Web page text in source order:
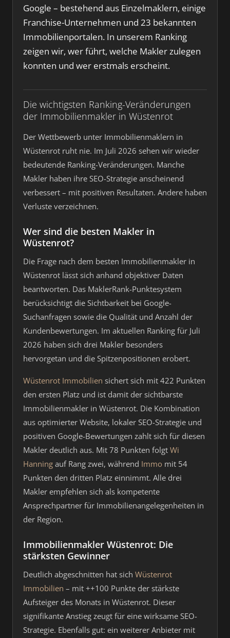
Google – bestehend aus Einzelmaklern, einige
Franchise-Unternehmen und 23 bekannten
Immobilienportalen. In unserem Ranking
zeigen wir, wer führt, welche Makler zulegen
konnten und wer erstmals erscheint.
Die wichtigsten Ranking-Veränderungen
der Immobilienmakler in Wüstenrot
Der Wettbewerb unter Immobilienmaklern in
Wüstenrot ruht nie. Im Juli 2026 sehen wir wieder
bedeutende Ranking-Veränderungen. Manche
Makler haben ihre SEO-Strategie anscheinend
verbessert – mit positiven Resultaten. Andere haben
Verluste verzeichnen.
Wer sind die besten Makler in
Wüstenrot?
Die Frage nach dem besten Immobilienmakler in
Wüstenrot lässt sich anhand objektiver Daten
beantworten. Das MaklerRank-Punktesystem
berücksichtigt die Sichtbarkeit bei Google-
Suchanfragen sowie die Qualität und Anzahl der
Kundenbewertungen. Im aktuellen Ranking für Juli
2026 haben sich drei Makler besonders
hervorgetan und die Spitzenpositionen erobert.
Wüstenrot Immobilien sichert sich mit 422 Punkten
den ersten Platz und ist damit der sichtbarste
Immobilienmakler in Wüstenrot. Die Kombination
aus optimierter Website, lokaler SEO-Strategie und
positiven Google-Bewertungen zahlt sich für diesen
Makler deutlich aus. Mit 78 Punkten folgt Wi
Hanning auf Rang zwei, während Immo mit 54
Punkten den dritten Platz einnimmt. Alle drei
Makler empfehlen sich als kompetente
Ansprechpartner für Immobilienangelegenheiten in
der Region.
Immobilienmakler Wüstenrot: Die
stärksten Gewinner
Deutlich abgeschnitten hat sich Wüstenrot
Immobilien – mit ++100 Punkte der stärkste
Aufsteiger des Monats in Wüstenrot. Dieser
signifikante Anstieg zeugt für eine wirksame SEO-
Strategie. Ebenfalls gut: ein weiterer Anbieter mit